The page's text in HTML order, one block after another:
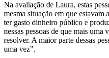
Na avaliação de Laura, estas
mesma situação em que estavam
ter gasto dinheiro público e
nessas pessoas de que mais uma
resolver. A maior parte dessas
uma vez”.